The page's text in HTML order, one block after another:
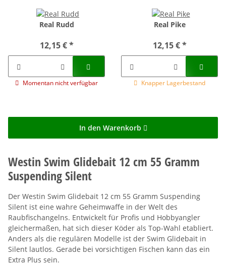
Real Rudd
12,15 €*
Momentan nicht verfügbar
Real Pike
12,15 €*
Knapper Lagerbestand
In den Warenkorb
Westin Swim Glidebait 12 cm 55 Gramm
Suspending Silent
Der Westin Swim Glidebait 12 cm 55 Gramm Suspending
Silent ist eine wahre Geheimwaffe in der Welt des
Raubfischangelns. Entwickelt für Profis und Hobbyangler
gleichermaßen, hat sich dieser Köder als Top-Wahl etabliert.
Anders als die regulären Modelle ist der Swim Glidebait in
Silent lautlos. Gerade bei vorsichtigen Fischen kann das ein
Extra Plus sein.